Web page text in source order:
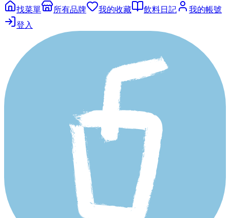
找菜單
所有品牌 我的收藏 飲料日記
我的帳號
登入